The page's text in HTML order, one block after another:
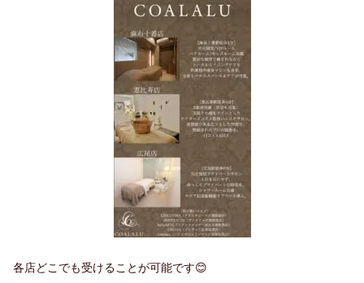
各店どこでも受けることが可能です😊